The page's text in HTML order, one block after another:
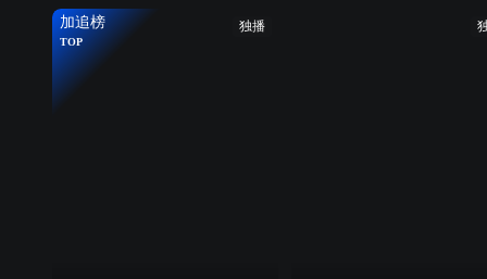
独播
加追榜
TOP